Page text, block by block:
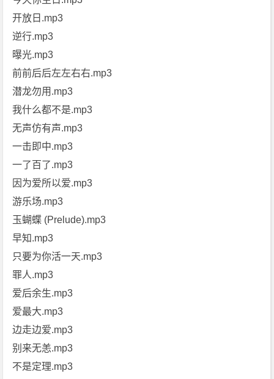
开放日.mp3
逆行.mp3
曝光.mp3
前前后后左左右右.mp3
潜龙勿用.mp3
我什么都不是.mp3
无声仿有声.mp3
一击即中.mp3
一了百了.mp3
因为爱所以爱.mp3
游乐场.mp3
玉蝴蝶 (Prelude).mp3
早知.mp3
只要为你活一天.mp3
罪人.mp3
爱后余生.mp3
爱最大.mp3
边走边爱.mp3
别来无恙.mp3
不是定理.mp3